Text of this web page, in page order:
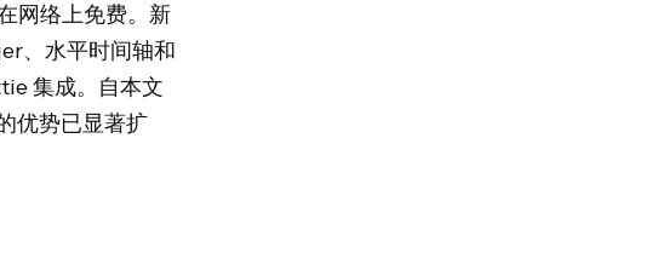
网络上免费。新
、水平时间轴和
集成。自本文
优势已显著扩